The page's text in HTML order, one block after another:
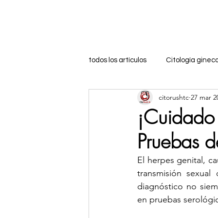
todos los artículos Citología
Marketing Digital Marca
citología bucal citologia
coachingeducativo
Pruebas
citorushtc 27 mar
El herpes genital,
transmisión
diagnóstico no
en pruebas